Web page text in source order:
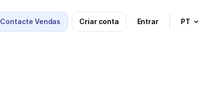
Contacte Vendas Criar conta Entrar PT